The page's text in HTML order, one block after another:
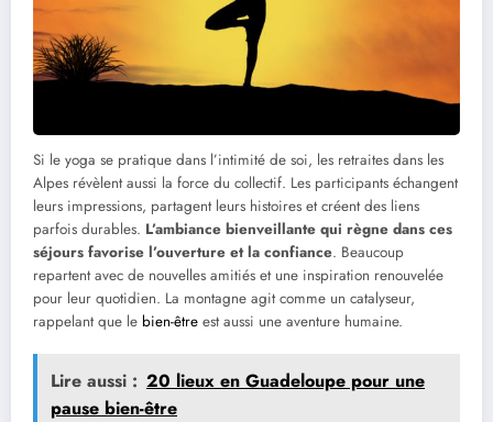
Si le yoga se pratique dans l’intimité de soi, les retraites dans les
Alpes révèlent aussi la force du collectif. Les participants échangent
leurs impressions, partagent leurs histoires et créent des liens
parfois durables. L’ambiance bienveillante qui règne dans ces
séjours favorise l’ouverture et la confiance. Beaucoup
repartent avec de nouvelles amitiés et une inspiration renouvelée
pour leur quotidien. La montagne agit comme un catalyseur,
rappelant que le bien-être est aussi une aventure humaine.
Lire aussi : 20 lieux en Guadeloupe pour une
pause bien-être